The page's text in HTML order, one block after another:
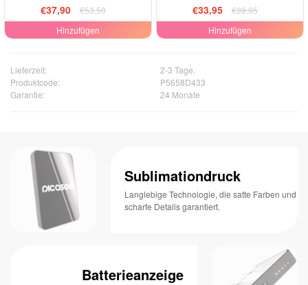
€37,90
€53,50
Hinzufügen
€33,95
€39,95
Hinzufügen
Lieferzeit:
2-3 Tage.
Produktcode:
P5658D433
Garantie:
24 Monate
Sublimationdruck
Langlebige Technologie, die satte Farben und
scharfe Details garantiert.
Batterieanzeige